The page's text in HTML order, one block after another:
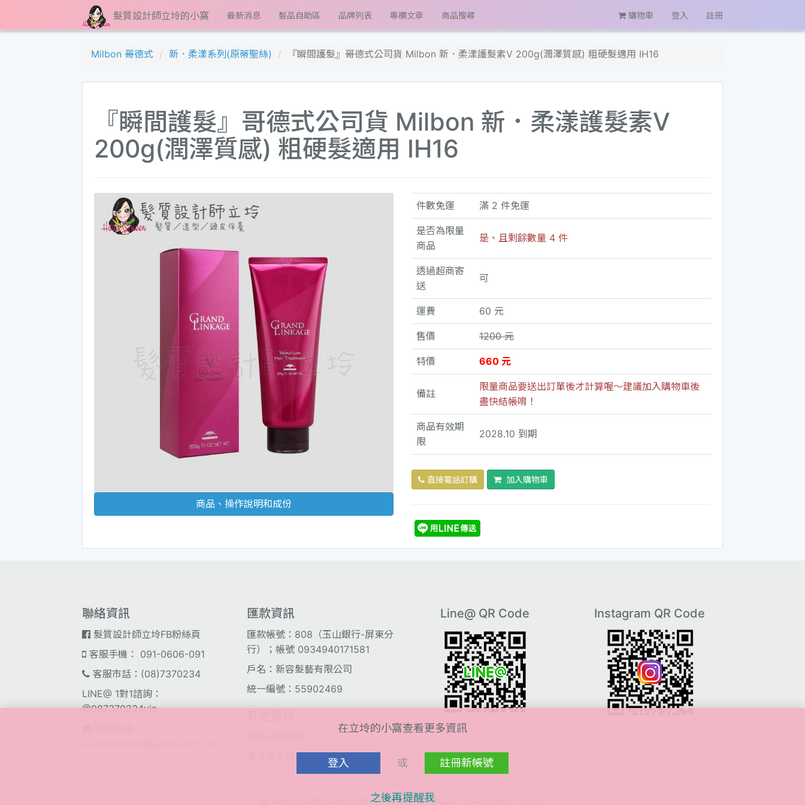
髮質設計師立坽的小窩 最新消息 髮品自助區 品牌列表 專欄文章 商品搜尋 購物車 登入 註冊
Milbon 哥德式 新．柔漾系列(原蒂聖絲) 『瞬間護髮』哥德式公司貨 Milbon 新．柔漾護髮素V 200g(潤澤質感) 粗硬髮適用 IH16
『瞬間護髮』哥德式公司貨 Milbon 新．柔漾護髮素V
200g(潤澤質感) 粗硬髮適用 IH16
商品、操作說明和成份
件數免運 滿 2 件免運
是否為限量
商品
是、且剩餘數量 4 件
透過超商寄
送
可
運費 60 元
售價 1200 元
特價 660 元
備註
限量商品要送出訂單後才計算喔～建議加入購物車後
盡快結帳唷！
商品有效期
限
2028.10 到期
直接電話訂購 加入購物車
聯絡資訊
髮質設計師立坽FB粉絲頁
客服手機： 091-0606-091
客服市話：(08)7370234
LINE@ 1對1諮詢：
@087370234vip
匯款資訊
匯款帳號：808（玉山銀行-屏東分
行）；帳號 0934940171581
戶名：新容髮藝有限公司
統一編號：55902469
Line@ QR Code Instagram QR Code
在立坽的小窩查看更多資訊
登入 或 註冊新帳號
之後再提醒我